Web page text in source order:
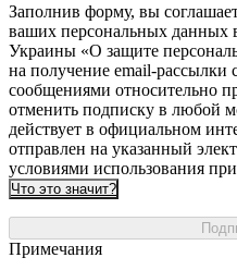
Заполнив форму, вы
ваших персональных данных
Украины «О защите
на получение email-
сообщениями относительно
отменить подписку в любой
действует в официальном
отправлен на указанный
условиями использования
Что это значит?
Примечания